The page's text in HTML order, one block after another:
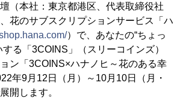
（本社：東京都港区、代表取締役社
花のサブスクリプションサービス「ハ
）で、あなたの“ちょっ
する「3COINS」（スリーコインズ）
ン「3COINS×ハナノヒ～花のある幸
年9月12日（月）～10月10日（月・
開します。